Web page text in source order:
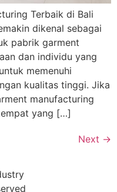
Terbaik di Bali
dikenal sebagai
pabrik garment
dan individu yang
memenuhi
kualitas tinggi. Jika
manufacturing
yang […]
Next →